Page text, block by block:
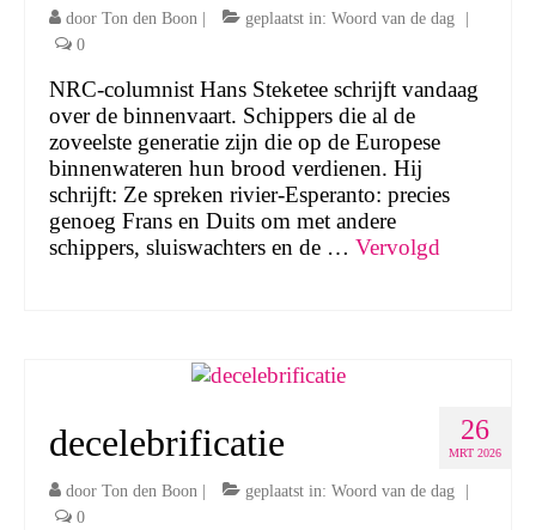
door Ton den Boon geplaatst in: Woord van de dag
0
NRC-columnist Hans Steketee schrijft vandaag
over de binnenvaart. Schippers die al de
zoveelste generatie zijn die op de Europese
binnenwateren hun brood verdienen. Hij
schrijft: Ze spreken rivier-Esperanto: precies
genoeg Frans en Duits om met andere
schippers, sluiswachters en de … Vervolgd
26
MRT 2026
decelebrificatie
door Ton den Boon geplaatst in: Woord van de dag
0